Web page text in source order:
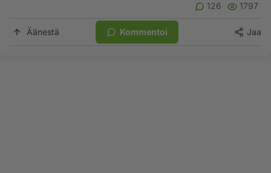
126 1797
Äänestä Kommentoi Jaa